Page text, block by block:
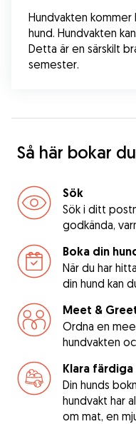
Hundvakten kommer
hund. Hundvakten
Detta är en särskilt
semester.
Så här bokar du
Sök
Sök i ditt
godkända,
Boka din
När du har
din hund kan
Meet &
Ordna en
hundvakten
Klara färdiga
Din hunds
hundvakt har
om mat, en